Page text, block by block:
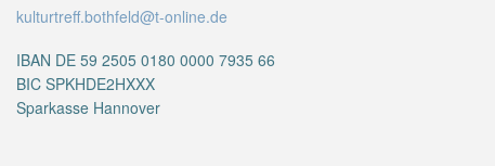
kulturtreff.bothfeld@t-online.de
IBAN DE 59 2505 0180 0000 7935 66
BIC SPKHDE2HXXX
Sparkasse Hannover